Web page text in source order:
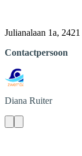
Julianalaan 1a,
Contactpersoon
Diana Ruiter